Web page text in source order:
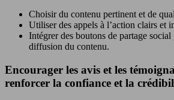
Choisir du contenu pertinent et de
Utiliser des appels à l’action clairs et
Intégrer des boutons de partage
diffusion du contenu.
Encourager les avis et les
renforcer la confiance et la